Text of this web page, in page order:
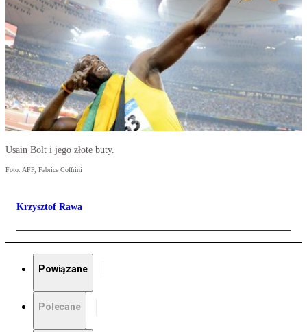
Usain Bolt i jego złote buty.
Foto: AFP, Fabrice Coffrini
Krzysztof Rawa
Powiązane
Polecane